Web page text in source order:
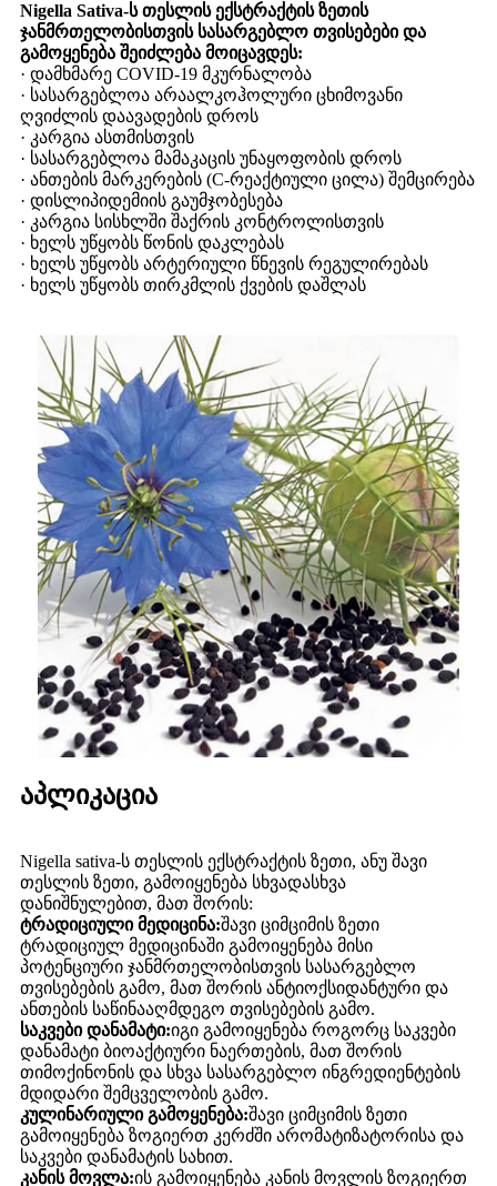
Nigella Sativa-ს თესლის ექსტრაქტის ზეთის
ჯანმრთელობისთვის სასარგებლო თვისებები და
გამოყენება შეიძლება მოიცავდეს:
· დამხმარე COVID-19 მკურნალობა
· სასარგებლოა არაალკოჰოლური ცხიმოვანი
ღვიძლის დაავადების დროს
· კარგია ასთმისთვის
· სასარგებლოა მამაკაცის უნაყოფობის დროს
· ანთების მარკერების (C-რეაქტიული ცილა) შემცირება
· დისლიპიდემიის გაუმჯობესება
· კარგია სისხლში შაქრის კონტროლისთვის
· ხელს უწყობს წონის დაკლებას
· ხელს უწყობს არტერიული წნევის რეგულირებას
· ხელს უწყობს თირკმლის ქვების დაშლას
აპლიკაცია
Nigella sativa-ს თესლის ექსტრაქტის ზეთი, ანუ შავი
თესლის ზეთი, გამოიყენება სხვადასხვა
დანიშნულებით, მათ შორის:
ტრადიციული მედიცინა:შავი ციმციმის ზეთი
ტრადიციულ მედიცინაში გამოიყენება მისი
პოტენციური ჯანმრთელობისთვის სასარგებლო
თვისებების გამო, მათ შორის ანტიოქსიდანტური და
ანთების საწინააღმდეგო თვისებების გამო.
საკვები დანამატი:იგი გამოიყენება როგორც საკვები
დანამატი ბიოაქტიური ნაერთების, მათ შორის
თიმოქინონის და სხვა სასარგებლო ინგრედიენტების
მდიდარი შემცველობის გამო.
კულინარიული გამოყენება:შავი ციმციმის ზეთი
გამოიყენება ზოგიერთ კერძში არომატიზატორისა და
საკვები დანამატის სახით.
კანის მოვლა:ის გამოიყენება კანის მოვლის ზოგიერთ